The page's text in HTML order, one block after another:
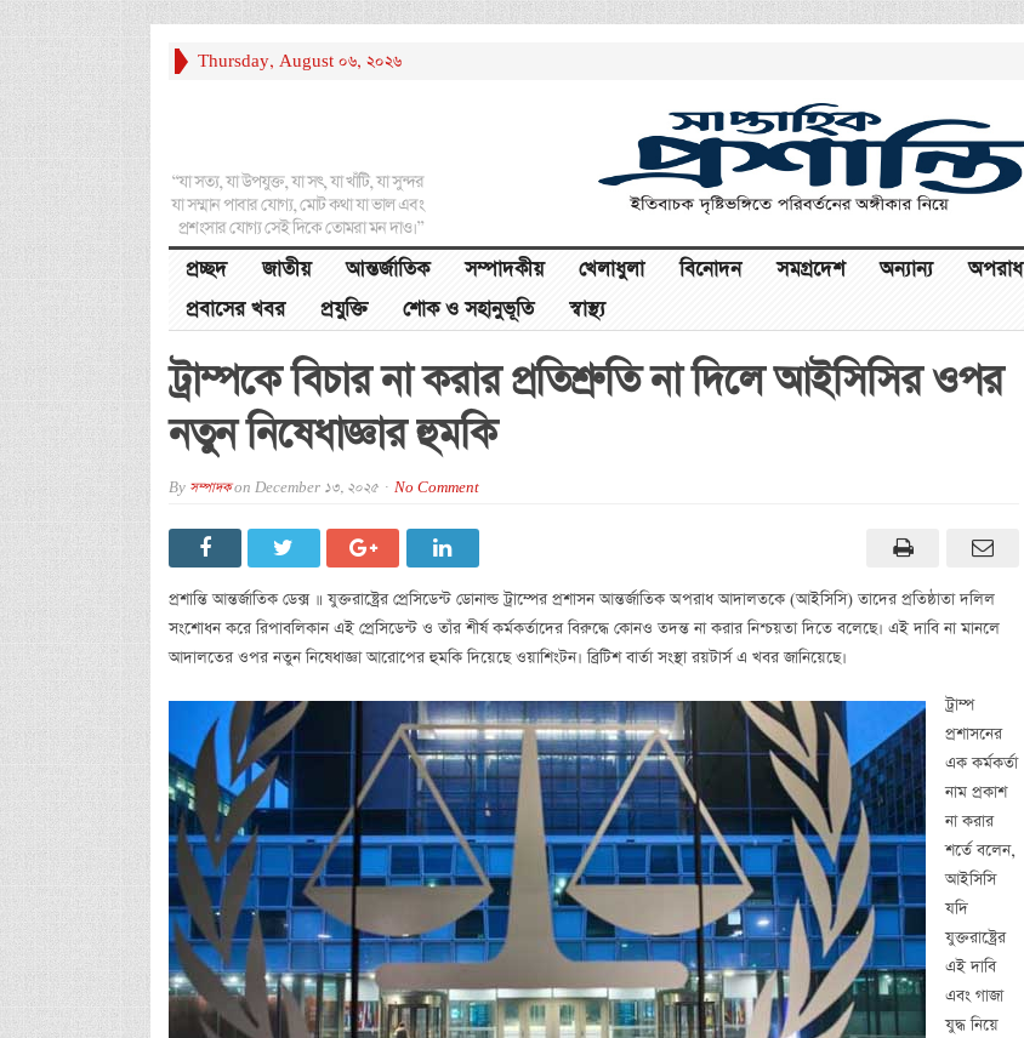
Thursday, August 06, 2026
“যা সত্য, যা উপযুক্ত, যা সৎ, যা খাঁটি, যা সুন্দর
যা সম্মান পাবার যোগ্য, মোট কথা যা ভাল এবং
প্রশংসার যোগ্য সেই দিকে তোমরা মন দাও।”
প্রচ্ছদ জাতীয় আন্তর্জাতিক সম্পাদকীয় খেলাধুলা বিনোদন সমগ্রদেশ অন্যান্য অপরাধ
প্রবাসের খবর
প্রযুক্তি শোক ও সহানুভূতি স্বাস্থ্য
ট্রাম্পকে বিচার না করার প্রতিশ্রুতি না দিলে আইসিসির ওপর
নতুন নিষেধাজ্ঞার হুমকি
By সম্পাদকon December 13, 2025 No Comment
প্রশান্তি আন্তর্জাতিক ডেক্স ॥ যুক্তরাষ্ট্রের প্রেসিডেন্ট ডোনাল্ড ট্রাম্পের প্রশাসন আন্তর্জাতিক অপরাধ আদালতকে (আইসিসি) তাদের প্রতিষ্ঠাতা দলিল
সংশোধন করে রিপাবলিকান এই প্রেসিডেন্ট ও তাঁর শীর্ষ কর্মকর্তাদের বিরুদ্ধে কোনও তদন্ত না করার নিশ্চয়তা দিতে বলেছে। এই দাবি না মানলে
আদালতের ওপর নতুন নিষেধাজ্ঞা আরোপের হুমকি দিয়েছে ওয়াশিংটন। ব্রিটিশ বার্তা সংস্থা রয়টার্স এ খবর জানিয়েছে।
ট্রাম্প
প্রশাসনের
এক কর্মকর্তা
নাম প্রকাশ
না করার
শর্তে বলেন,
আইসিসি
যদি
যুক্তরাষ্ট্রের
এই দাবি
এবং গাজা
যুদ্ধ নিয়ে